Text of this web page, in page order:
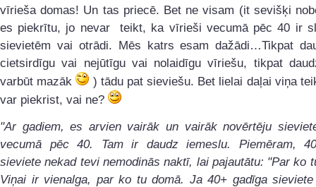
vīrieša domas! Un tas priecē. Bet ne visam (it sevišķi
es piekrītu, jo nevar teikt, ka vīrieši vecumā pēc 40 ir
sievietēm vai otrādi. Mēs katrs esam dažādi…Tikpat
cietsirdīgu vai nejūtīgu vai nolaidīgu vīriešu, tikpat
varbūt mazāk
) tādu pat sieviešu. Bet lielai daļai viņa
var piekrist, vai ne?
"Ar gadiem, es arvien vairāk un vairāk novērtēju
vecumā pēc 40. Tam ir daudz iemeslu. Piemēram,
sieviete nekad tevi nemodinās naktī, lai pajautātu: "Par ko
Viņai ir vienalga, par ko tu domā. Ja 40+ gadīga